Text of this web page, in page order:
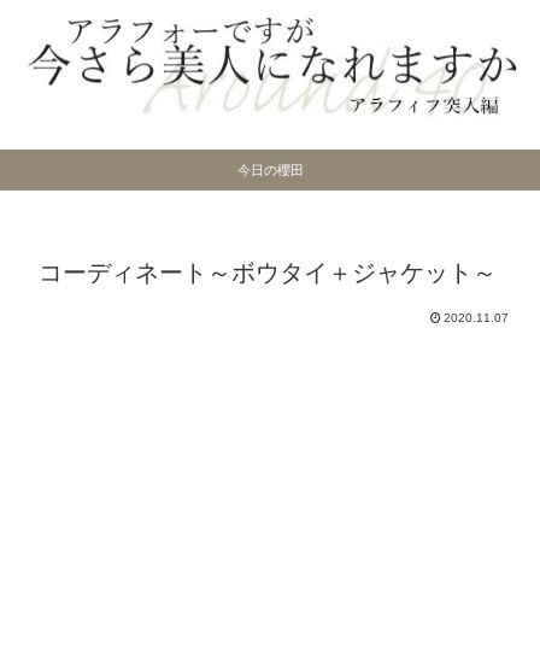
今日の櫻田
コーディネート～ボウタイ＋ジャケット～
2020.11.07